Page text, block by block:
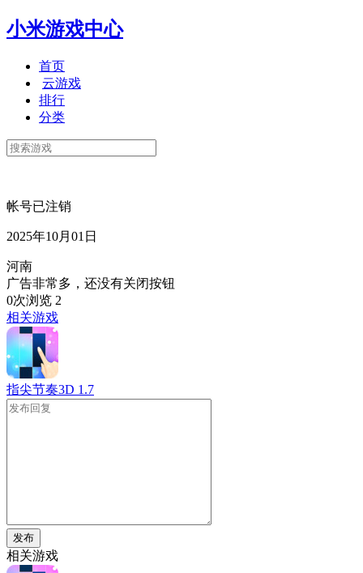
小米游戏中心
首页
云游戏
排行
分类
帐号已注销
2025年10月01日
河南
广告非常多，还没有关闭按钮
0次浏览 2
相关游戏
指尖节奏3D 1.7
发布
相关游戏